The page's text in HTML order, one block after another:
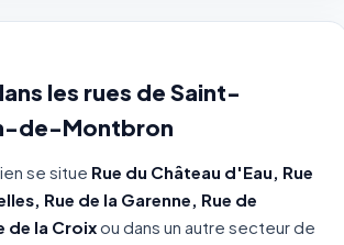
les rues de Saint-
de-Montbron
se situe Rue du Château d'Eau, Rue
Rue de la Garenne, Rue de
de la Croixou dans un autre secteur de